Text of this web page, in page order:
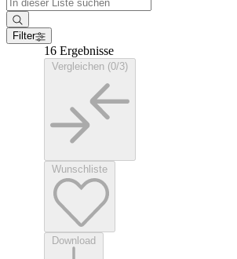
Filter
16 Ergebnisse